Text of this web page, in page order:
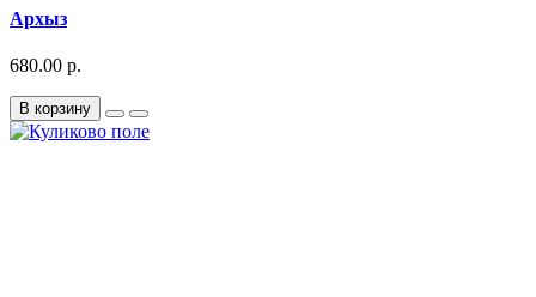
Архыз
680.00 р.
В корзину